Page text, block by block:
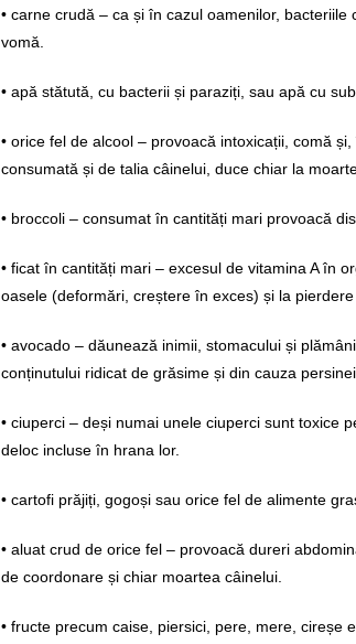
• carne crudă – ca și în cazul oamenilor,
vomă.
• apă stătută, cu bacterii și paraziți, sau apă cu
• orice fel de alcool – provoacă intoxicații, comă
consumată și de talia câinelui, duce chiar la
• broccoli – consumat în cantități mari provoacă
• ficat în cantități mari – excesul de vitamina A în
oasele (deformări, creștere în exces) și la pierdere
• avocado – dăunează inimii, stomacului și
conținutului ridicat de grăsime și din cauza
• ciuperci – deși numai unele ciuperci sunt toxice
deloc incluse în hrana lor.
• cartofi prăjiți, gogoși sau orice fel de alimente
• aluat crud de orice fel – provoacă dureri
de coordonare și chiar moartea câinelui.
• fructe precum caise, piersici, pere, mere, cireșe